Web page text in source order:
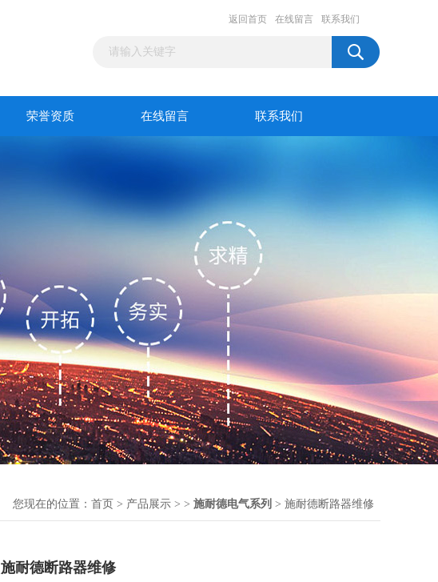
返回首页 在线留言 联系我们
荣誉资质 在线留言 联系我们
您现在的位置： 首页 > 产品展示 > > 施耐德电气系列 > 施耐德断路器维修
施耐德断路器维修